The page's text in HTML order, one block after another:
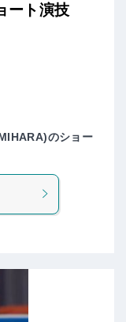
ート演技
のショー